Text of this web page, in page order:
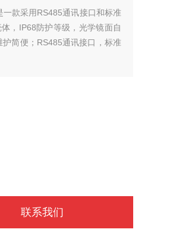
款采用RS485通讯接口和标准
，IP68防护等级，光学镜面自
简便；RS485通讯接口，标准
联系我们